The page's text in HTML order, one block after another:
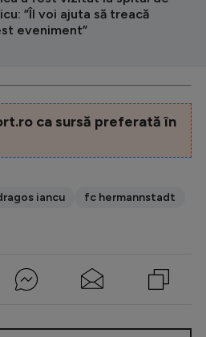
”Îl voi ajuta să treacă
eveniment”
ca sursă preferată în
iancu
fc hermannstadt